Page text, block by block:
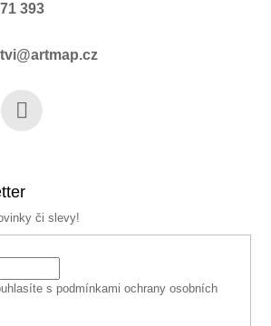
393
či slevy!
s podmínkami ochrany osobních